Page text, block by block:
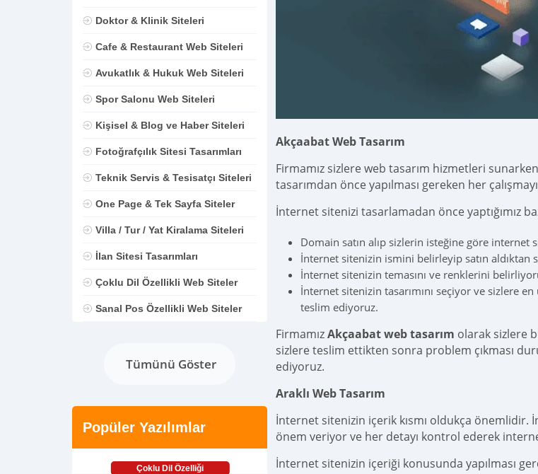
Doktor & Klinik Siteleri
Cafe & Restaurant Web Siteleri
Avukatlık & Hukuk Web Siteleri
Spor Salonu Web Siteleri
Kişisel & Blog ve Haber Siteleri
Fotoğrafçılık Sitesi Tasarımları
Teknik Servis & Tesisatçı Siteleri
One Page & Tek Sayfa Siteler
Villa / Tur / Yat Kiralama Siteleri
İlan Sitesi Tasarımları
Çoklu Dil Özellikli Web Siteler
Sanal Pos Özellikli Web Siteler
Tümünü Göster
Popüler Yazılımlar
Çoklu Dil Özelliği
Akçaabat Web Tasarım
Firmamız sizlere web tasarım hizmetleri
tasarımdan önce yapılması gereken her
İnternet sitenizi tasarlamadan önce yaptığımız
Domain satın alıp sizlerin isteğine göre internet
İnternet sitenizin ismini belirleyip satın
İnternet sitenizin temasını ve renklerini
İnternet sitenizin tasarımını seçiyor ve sizlere
teslim ediyoruz.
FirmamızAkçaabat web tasarım olarak sizlere
sizlere teslim ettikten sonra problem çıkması
ediyoruz.
Araklı Web Tasarım
İnternet sitenizin içerik kısmı oldukça
önem veriyor ve her detayı kontrol ederek
İnternet sitenizin içeriği konusunda yapılması